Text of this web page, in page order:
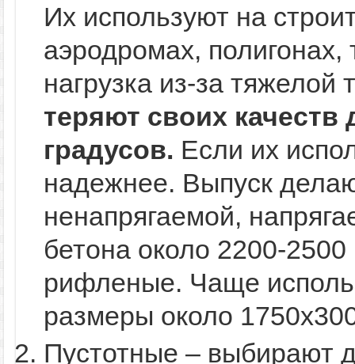
Их используют на
аэродромах, полигонах,
нагрузка из-за тяжелой
теряют своих качеств
градусов. Если их
надежнее. Выпуск
ненапрягаемой,
бетона около 2200-
рифленые. Чаще
размеры около
Пустотные – выбирают